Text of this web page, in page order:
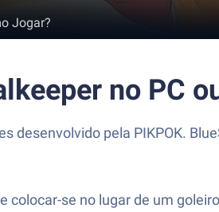
Jogar?
no PC
desenvolvido pela PIKPOK.
colocar-se no lugar de um